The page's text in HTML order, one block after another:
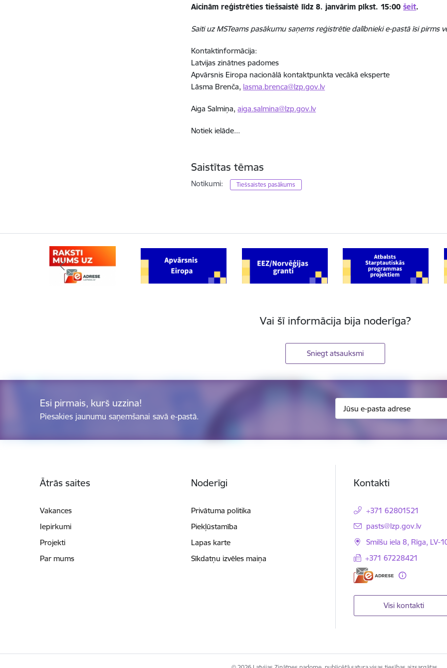
Aicinām reģistrēties tiešsaistē līdz8. janvārim plkst. 15:00 šeit.
Saiti uz MSTeams pasākumu saņems reģistrētie dalībnieki e-pastā īsi pirms
Kontaktinformācija:
Latvijas zinātnes padomes
Apvārsnis Eiropa nacionālā kontaktpunkta vecākā eksperte
Lāsma Brenča, lasma.brenca@lzp.gov.lv
Aiga Salmiņa,aiga.salmina@lzp.gov.lv
Notiek ielāde...
Saistītas tēmas
Notikumi: Tiešsaistes pasākums
Vai šī informācija bija noderīga?
Sniegt atsauksmi
Esi pirmais, kurš uzzina!
Piesakies jaunumu saņemšanai savā e-pastā.
Ātrās saites
Vakances
Iepirkumi
Projekti
Par mums
Noderīgi
Privātuma politika
Piekļūstamība
Lapas karte
Sīkdatņu izvēles maiņa
Kontakti
+371 62801521
E-pasts:
pasts@lzp.gov.lv
Smilšu iela 8, Rīga, LV-
+371 67228421
Visi kontakti